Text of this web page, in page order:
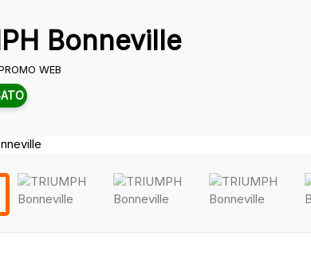
Bonneville
WEB